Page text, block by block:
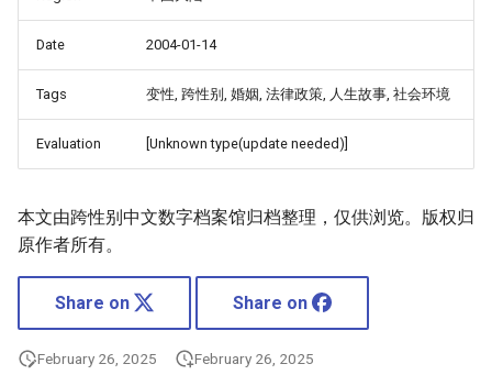
Date 2004-01-14
Tags 变性, 跨性别, 婚姻, 法律政策, 人生故事, 社会环境
Evaluation [Unknown type(update needed)]
本文由跨性别中文数字档案馆归档整理，仅供浏览。版权归
原作者所有。
Share on Share on
February 26, 2025 February 26, 2025